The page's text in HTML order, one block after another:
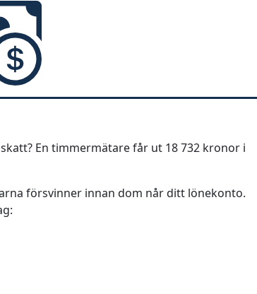
En timmermätare får ut 18 732 kronor i
försvinner innan dom når ditt lönekonto.